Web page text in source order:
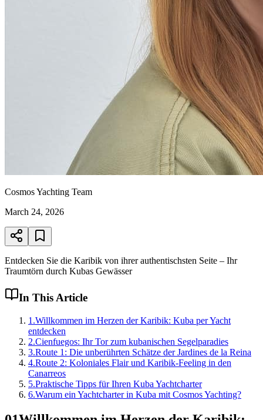
Cosmos Yachting Team
March 24, 2026
Entdecken Sie die Karibik von ihrer authentischsten Seite – Ihr
Traumtörn durch Kubas Gewässer
In This Article
1 .Willkommen im Herzen der Karibik: Kuba per Yacht
entdecken
2.Cienfuegos: Ihr Tor zum kubanischen Segelparadies
3.Route 1: Die unberührten Schätze der Jardines de la Reina
4.Route 2: Koloniales Flair und Karibik-Feeling in den
Canarreos
5.Praktische Tipps für Ihren Kuba Yachtcharter
6.Warum ein Yachtcharter in Kuba mit Cosmos Yachting?